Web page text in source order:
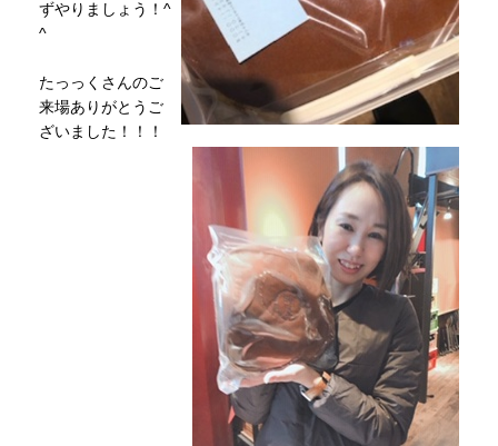
ずやりましょう！^
^
たっっくさんのご
来場ありがとうご
ざいました！！！